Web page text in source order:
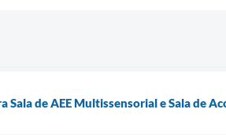
Sala de AEE Multissensorial e Sala de